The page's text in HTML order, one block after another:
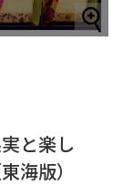
と楽し
海版）